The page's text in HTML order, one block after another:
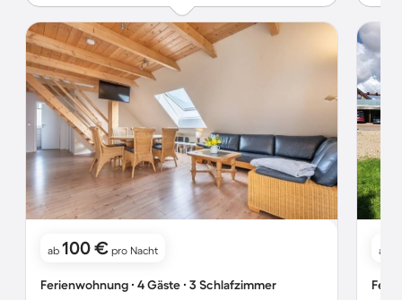
ab 100 € pro Nacht
Ferienwohnung ∙ 4 Gäste ∙ 3 Schlafzimmer
ab